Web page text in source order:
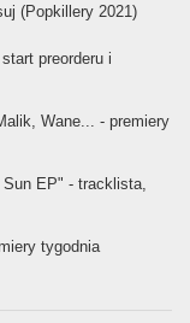
(Popkillery 2021)
preorderu i
Wane... - premiery
EP" - tracklista,
tygodnia